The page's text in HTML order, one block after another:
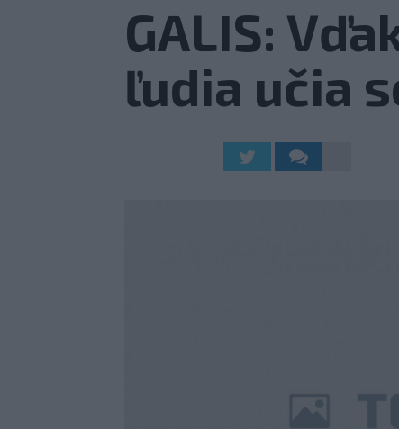
GALIS:
ľudia učia